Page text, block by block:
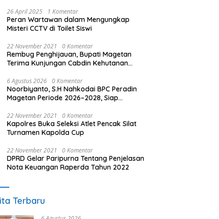
26 April 2025 1 Komentar
Peran Wartawan dalam Mengungkap
Misteri CCTV di Toilet Siswi
22 November 2021 0 Komentar
Rembug Penghijauan, Bupati Magetan
Terima Kunjungan Cabdin Kehutanan
6 Agustus 2026 0 Komentar
Noorbiyanto, S.H Nahkodai BPC Peradin
Magetan Periode 2026–2028, Siap
22 November 2021 0 Komentar
Kapolres Buka Seleksi Atlet Pencak Silat
Turnamen Kapolda Cup
22 November 2021 0 Komentar
DPRD Gelar Paripurna Tentang Penjelasan
Nota Keuangan Raperda Tahun 2022
Terbaru